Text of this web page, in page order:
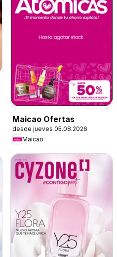
Maicao Ofertas
desde jueves 05.08.2026
Maicao